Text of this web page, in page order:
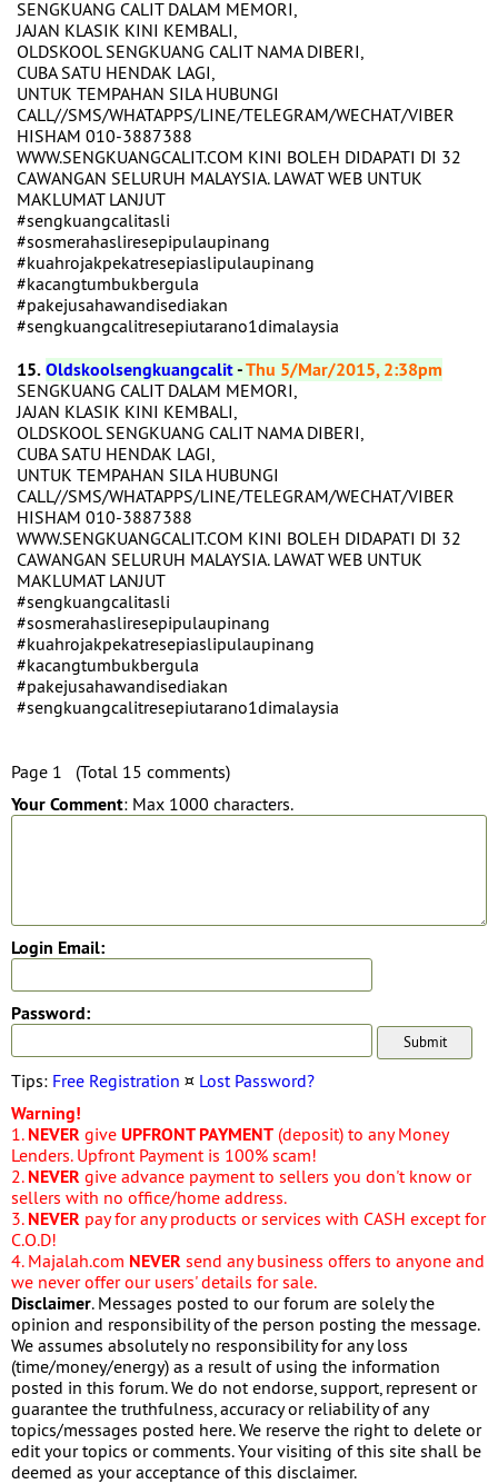
SENGKUANG CALIT DALAM MEMORI,
JAJAN KLASIK KINI KEMBALI,
OLDSKOOL SENGKUANG CALIT NAMA DIBERI,
CUBA SATU HENDAK LAGI,
UNTUK TEMPAHAN SILA HUBUNGI
CALL//SMS/WHATAPPS/LINE/TELEGRAM/WECHAT/VIBER
HISHAM 010-3887388
WWW.SENGKUANGCALIT.COM KINI BOLEH DIDAPATI DI 32
CAWANGAN SELURUH MALAYSIA. LAWAT WEB UNTUK
MAKLUMAT LANJUT
‪#‎sengkuangcalitasli‬
‪#‎sosmerahasliresepipulaupinang‬
‪#‎kuahrojakpekatresepiaslipulaupinang‬
‪#‎kacangtumbukbergula‬
‪#‎pakejusahawandisediakan‬
‪#‎sengkuangcalitresepiutarano1dimalaysia‬
15.Oldskoolsengkuangcalit-Thu 5/Mar/2015, 2:38pm
SENGKUANG CALIT DALAM MEMORI,
JAJAN KLASIK KINI KEMBALI,
OLDSKOOL SENGKUANG CALIT NAMA DIBERI,
CUBA SATU HENDAK LAGI,
UNTUK TEMPAHAN SILA HUBUNGI
CALL//SMS/WHATAPPS/LINE/TELEGRAM/WECHAT/VIBER
HISHAM 010-3887388
WWW.SENGKUANGCALIT.COM KINI BOLEH DIDAPATI DI 32
CAWANGAN SELURUH MALAYSIA. LAWAT WEB UNTUK
MAKLUMAT LANJUT
‪#‎sengkuangcalitasli‬
‪#‎sosmerahasliresepipulaupinang‬
‪#‎kuahrojakpekatresepiaslipulaupinang‬
‪#‎kacangtumbukbergula‬
‪#‎pakejusahawandisediakan‬
‪#‎sengkuangcalitresepiutarano1dimalaysia‬
Page 1 (Total 15 comments)
Your Comment: Max 1000 characters.
Login Email:
Password:
Tips: Free Registration ¤ Lost Password?
Warning!
1. NEVER give UPFRONT PAYMENT (deposit) to any Money
Lenders. Upfront Payment is 100% scam!
2. NEVER give advance payment to sellers you don't know or
sellers with no office/home address.
3. NEVER pay for any products or services with CASH except for
C.O.D!
4. Majalah.com NEVER send any business offers to anyone and
we never offer our users' details for sale.
Disclaimer. Messages posted to our forum are solely the
opinion and responsibility of the person posting the message.
We assumes absolutely no responsibility for any loss
(time/money/energy) as a result of using the information
posted in this forum. We do not endorse, support, represent or
guarantee the truthfulness, accuracy or reliability of any
topics/messages posted here. We reserve the right to delete or
edit your topics or comments. Your visiting of this site shall be
deemed as your acceptance of this disclaimer.